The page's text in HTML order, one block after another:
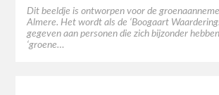
Dit beeldje is ontworpen voor de
Almere. Het wordt als de ‘Boogaart
gegeven aan personen die zich bijzonder
‘groene…